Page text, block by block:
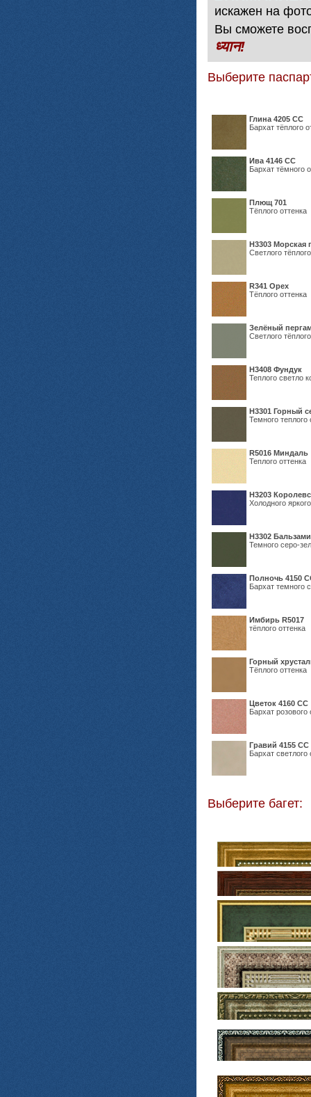
искажен на
Вы сможете
ध्यान!
Выберите
Глина 4205 СС
Бархат тёплого
Ива 4146 СС
Бархат тёмного
Плющ 701
Тёплого оттенка
H3303 Морская
Светлого
R341 Орех
Тёплого оттенка
Зелёный
Светлого
Н3408 Фундук
Теплого светло
Н3301 Горный
Темного теплого
R5016 Миндаль
Теплого оттенка
Н3203
Холодного
Н3302
Темного серо-
Полночь 4150
Бархат темного
Имбирь R5017
тёплого оттенка
Горный
Тёплого оттенка
Цветок 4160 СС
Бархат розового
Гравий 4155 СС
Бархат светлого
Выберите багет: